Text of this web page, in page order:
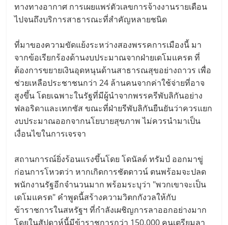
ทางทางอากาศ การเผยแพร่ตัวเลขการจ้างงานรายเดือน
ไปจนถึงบริการสาธารณะที่สำคัญหลายชนิด
ที่มาของความขัดแย้งระหว่างสองพรรคการเมืองนี้ มา
จากข้อเรียกร้องด้านงบประมาณจากฝ่ายเดโมแครต ที่
ต้องการขยายเงินอุดหนุนด้านสาธารณสุขอย่างถาวร เพื่อ
ช่วยเหลือประชาชนกว่า 24 ล้านคนจากค่าใช้จ่ายที่อาจ
สูงขึ้น โดยเฉพาะในรัฐที่มีผู้นำจากพรรครีพับลิกันอย่าง
ฟลอริดาและเทกซัส ขณะที่ฝ่ายรีพับลิกันยืนยันว่าควรแยก
งบประมาณออกจากนโยบายสุขภาพ ไม่ควรนำมาเป็น
เงื่อนไขในการเจรจา
สถานการณ์ยิ่งร้อนแรงขึ้นโดย โดนัลด์ ทรัมป์ ออกมาขู่
ก่อนการโหวตว่า หากเกิดการชัตดาวน์ ตนพร้อมจะปลด
พนักงานรัฐอีกจำนวนมาก พร้อมระบุว่า "พวกเขาจะเป็น
เดโมแครต" คำพูดนี้สร้างความวิตกกังวลให้กับ
ข้าราชการในสหรัฐฯ ที่กำลังเผชิญการลาออกอย่างมาก
โดยในสัปดาห์นี้มีข้าราชการกว่า 150,000 คนเตรียมลา